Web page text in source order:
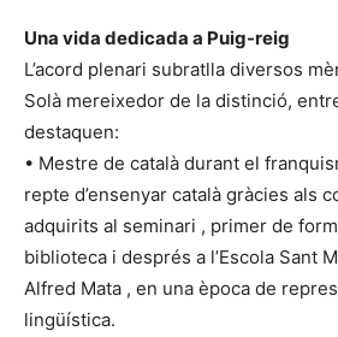
Una vida dedicada a Puig-reig
L’acord plenari subratlla diversos
Solà mereixedor de la distinció,
destaquen:
• Mestre de català durant el
repte d’ensenyar català gràcies als
adquirits al seminari , primer de
biblioteca i després a l’Escola Sant
Alfred Mata , en una època de
lingüística.